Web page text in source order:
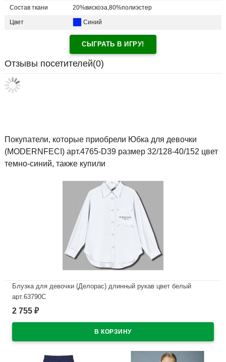
Состав ткани 20%вискоза,80%полиэстер
Цвет Синий
СЫГРАТЬ В ИГРУ!
Отзывы посетителей(0)
Покупатели, которые приобрели Юбка для девочки
(MODERNFECI) арт.4765-D39 размер 32/128-40/152 цвет
темно-синий, также купили
Блузка для девочки (Делорас) длинный рукав цвет белый
арт.63790C
В наличии
2 755 ₽